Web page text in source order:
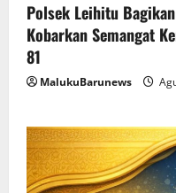
Polsek Leihitu
Kobarkan Semangat
81
MalukuBarunews